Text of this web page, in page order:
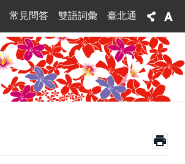
常見問答 雙語詞彙 臺北通